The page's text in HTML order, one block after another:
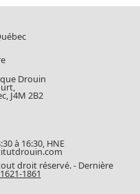
Drouin
J4M 2B2
à 16:30, HNE
droit réservé. - Dernière
1861